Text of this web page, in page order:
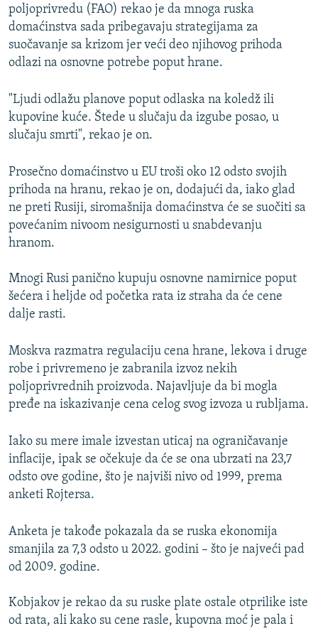
poljoprivredu (FAO) rekao je da mnoga ruska
domaćinstva sada pribegavaju strategijama za
suočavanje sa krizom jer veći deo njihovog prihoda
odlazi na osnovne potrebe poput hrane.
"Ljudi odlažu planove poput odlaska na koledž ili
kupovine kuće. Štede u slučaju da izgube posao, u
slučaju smrti", rekao je on.
Prosečno domaćinstvo u EU troši oko 12 odsto svojih
prihoda na hranu, rekao je on, dodajući da, iako glad
ne preti Rusiji, siromašnija domaćinstva će se suočiti sa
povećanim nivoom nesigurnosti u snabdevanju
hranom.
Mnogi Rusi panično kupuju osnovne namirnice poput
šećera i heljde od početka rata iz straha da će cene
dalje rasti.
Moskva razmatra regulaciju cena hrane, lekova i druge
robe i privremeno je zabranila izvoz nekih
poljoprivrednih proizvoda. Najavljuje da bi mogla
pređe na iskazivanje cena celog svog izvoza u rubljama.
Iako su mere imale izvestan uticaj na ograničavanje
inflacije, ipak se očekuje da će se ona ubrzati na 23,7
odsto ove godine, što je najviši nivo od 1999, prema
anketi Rojtersa.
Anketa je takođe pokazala da se ruska ekonomija
smanjila za 7,3 odsto u 2022. godini – što je najveći pad
od 2009. godine.
Kobjakov je rekao da su ruske plate ostale otprilike iste
od rata, ali kako su cene rasle, kupovna moć je pala i